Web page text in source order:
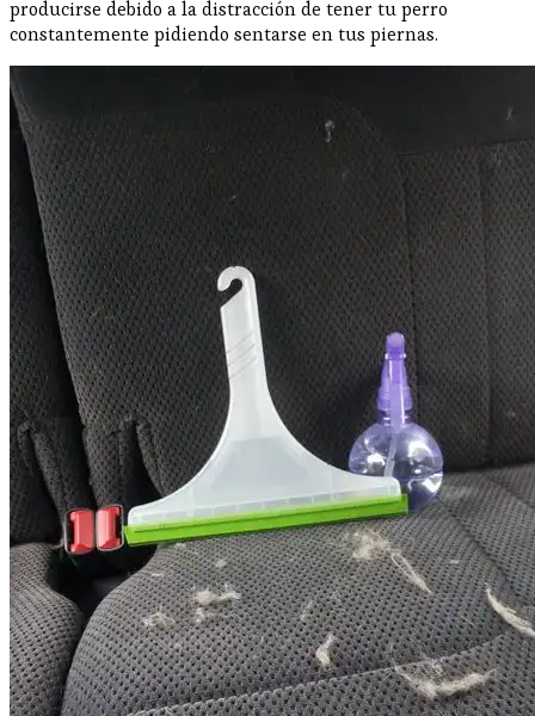
producirse debido a la distracción de tener tu perro
constantemente pidiendo sentarse en tus piernas.